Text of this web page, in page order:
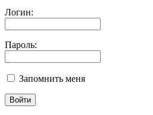
Логин:
Пароль:
Запомнить меня